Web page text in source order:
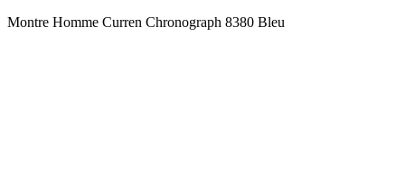
Montre Homme Curren Chronograph 8380 Bleu